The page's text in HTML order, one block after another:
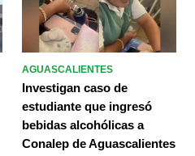
AGUASCALIENTES
Investigan caso de
estudiante que ingresó
bebidas alcohólicas a
Conalep de Aguascalientes